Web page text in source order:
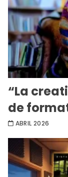
“La
de
ABRIL 2026